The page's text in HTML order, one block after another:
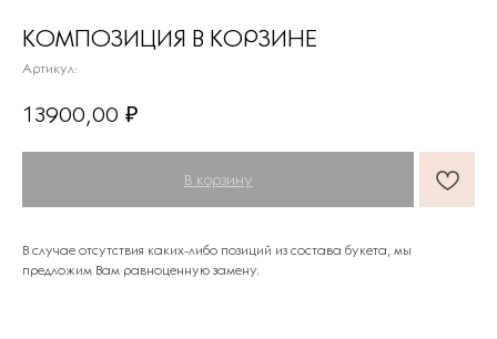
КОМПОЗИЦИЯ В КОРЗИНЕ
Артикул:
13900,00 ₽
В корзину
В случае отсутствия каких-либо позиций из состава букета, мы
предложим Вам равноценную замену.